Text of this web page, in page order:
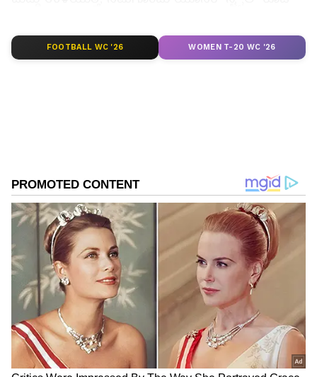
ವರ್ಕ್ ಬಳಸಿ ಬ್ಲೌಸ್ ಹೊಲಿಸಿದ್ರೆ, ಅದು ದುಬಾರಿ ಡಿಸೈನರ್
FOOTBALL WC '26 WOMEN T-20 WC '26